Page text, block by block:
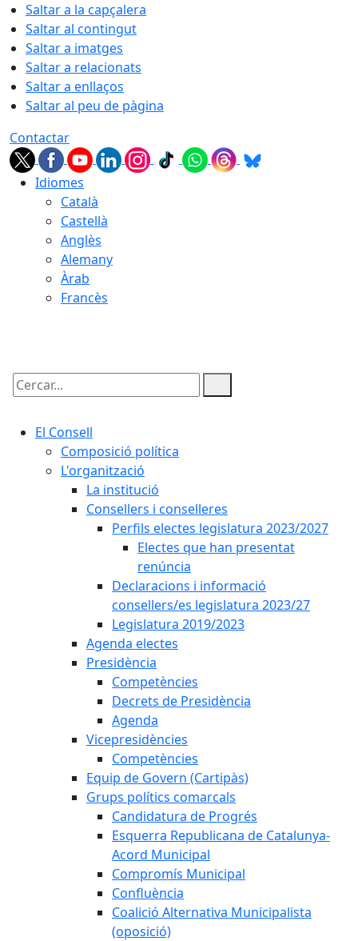
Saltar a la capçalera
Saltar al contingut
Saltar a imatges
Saltar a relacionats
Saltar a enllaços
Saltar al peu de pàgina
Contactar
Idiomes
Català
Castellà
Anglès
Alemany
Àrab
Francès
Cercar:
El Consell
Composició política
L'organització
La institució
Consellers i conselleres
Perfils electes legislatura 2023/2027
Electes que han presentat
renúncia
Declaracions i informació
consellers/es legislatura 2023/27
Legislatura 2019/2023
Agenda electes
Presidència
Competències
Decrets de Presidència
Agenda
Vicepresidències
Competències
Equip de Govern (Cartipàs)
Grups polítics comarcals
Candidatura de Progrés
Esquerra Republicana de Catalunya-
Acord Municipal
Compromís Municipal
Confluència
Coalició Alternativa Municipalista
(oposició)